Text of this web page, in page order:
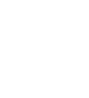
A media tarde
irrumpieron
instalaciones
armados
secuestrado al